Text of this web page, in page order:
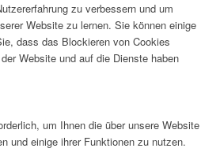
zu verbessern und um
Website zu lernen. Sie können einige
dass das Blockieren von Cookies
Website und auf die Dienste haben
um Ihnen die über unsere Website
und einige ihrer Funktionen zu nutzen.